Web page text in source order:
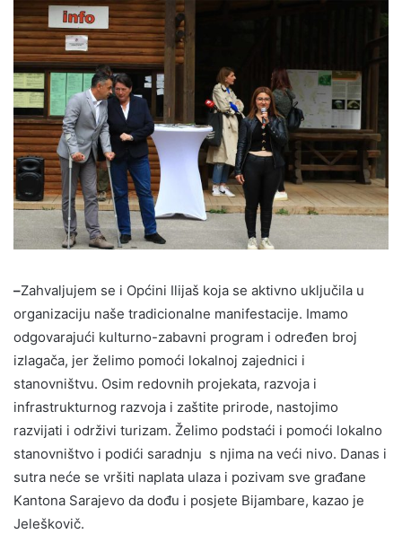
–Zahvaljujem se i Općini Ilijaš koja se aktivno uključila u
organizaciju naše tradicionalne manifestacije. Imamo
odgovarajući kulturno-zabavni program i određen broj
izlagača, jer želimo pomoći lokalnoj zajednici i
stanovništvu. Osim redovnih projekata, razvoja i
infrastrukturnog razvoja i zaštite prirode, nastojimo
razvijati i održivi turizam. Želimo podstaći i pomoći lokalno
stanovništvo i podići saradnju s njima na veći nivo. Danas i
sutra neće se vršiti naplata ulaza i pozivam sve građane
Kantona Sarajevo da dođu i posjete Bijambare, kazao je
Jeleškovič.